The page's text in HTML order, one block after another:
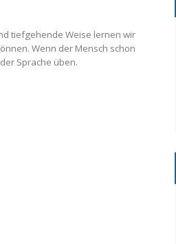
tiefgehende Weise lernen wir
Wenn der Mensch schon
Sprache üben.